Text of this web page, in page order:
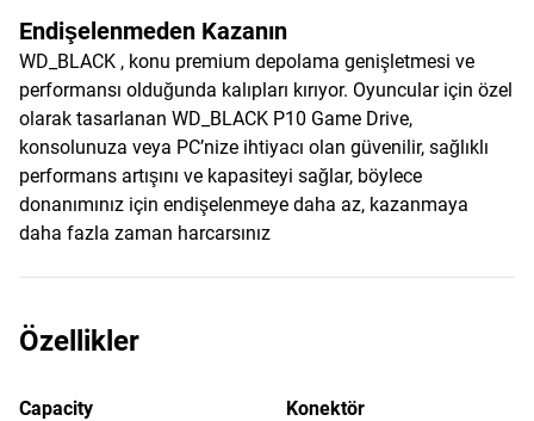
Endişelenmeden Kazanın
WD_BLACK , konu premium depolama genişletmesi ve
performansı olduğunda kalıpları kırıyor. Oyuncular için özel
olarak tasarlanan WD_BLACK P10 Game Drive,
konsolunuza veya PC’nize ihtiyacı olan güvenilir, sağlıklı
performans artışını ve kapasiteyi sağlar, böylece
donanımınız için endişelenmeye daha az, kazanmaya
daha fazla zaman harcarsınız
Özellikler
Capacity
Konektör